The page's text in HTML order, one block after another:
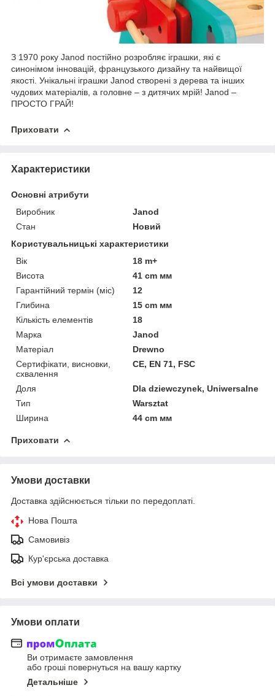
З 1970 року Janod постійно розробляє іграшки, які є
синонімом інновацій, французького дизайну та найвищої
якості. Унікальні іграшки Janod створені з дерева та інших
чудових матеріалів, а головне – з дитячих мрій! Janod –
ПРОСТО ГРАЙ!
Приховати
Характеристики
Основні атрибути
Виробник
Janod
Стан
Новий
Користувальницькі характеристики
Вік
18 m+
Висота
41 cm мм
Гарантійний термін (міс)
12
Глибина
15 cm мм
Кількість елементів
18
Марка
Janod
Матеріал
Drewno
Сертифікати, висновки,
схвалення
CE, EN 71, FSC
Доля
Dla dziewczynek, Uniwersalne
Тип
Warsztat
Ширина
44 cm мм
Приховати
Умови доставки
Доставка здійснюється тільки по передоплаті.
Нова Пошта
Самовивіз
Кур'єрська доставка
Всі умови доставки
Умови оплати
Ви отримаєте замовлення
або гроші повернуться на вашу картку
Детальніше